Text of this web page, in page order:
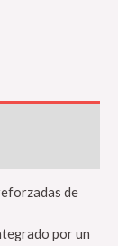
de
por un